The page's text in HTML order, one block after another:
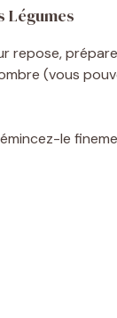
Légumes
repose,
(vous
le